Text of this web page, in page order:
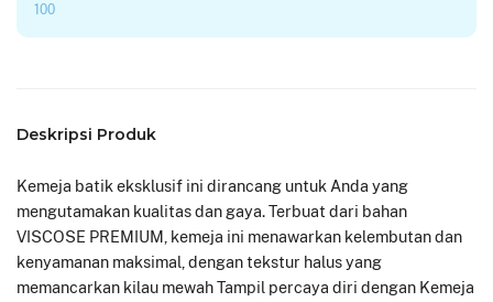
100
Deskripsi Produk
Kemeja batik eksklusif ini dirancang untuk Anda yang
mengutamakan kualitas dan gaya. Terbuat dari bahan
VISCOSE PREMIUM, kemeja ini menawarkan kelembutan dan
kenyamanan maksimal, dengan tekstur halus yang
memancarkan kilau mewah Tampil percaya diri dengan Kemeja